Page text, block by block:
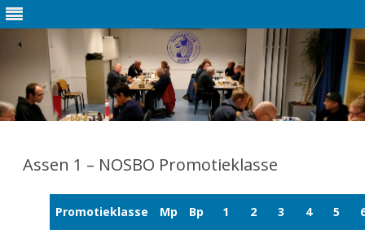
de
Assen 1 – NOSBO Promotieklasse
Promotieklasse Mp Bp 1 2 3 4 5